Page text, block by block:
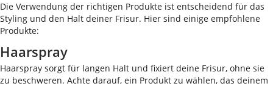
Die Verwendung der richtigen Produkte ist entscheidend für das
Styling und den Halt deiner Frisur. Hier sind einige empfohlene
Produkte:
Haarspray
Haarspray sorgt für langen Halt und fixiert deine Frisur, ohne sie
zu beschweren. Achte darauf, ein Produkt zu wählen, das deinem